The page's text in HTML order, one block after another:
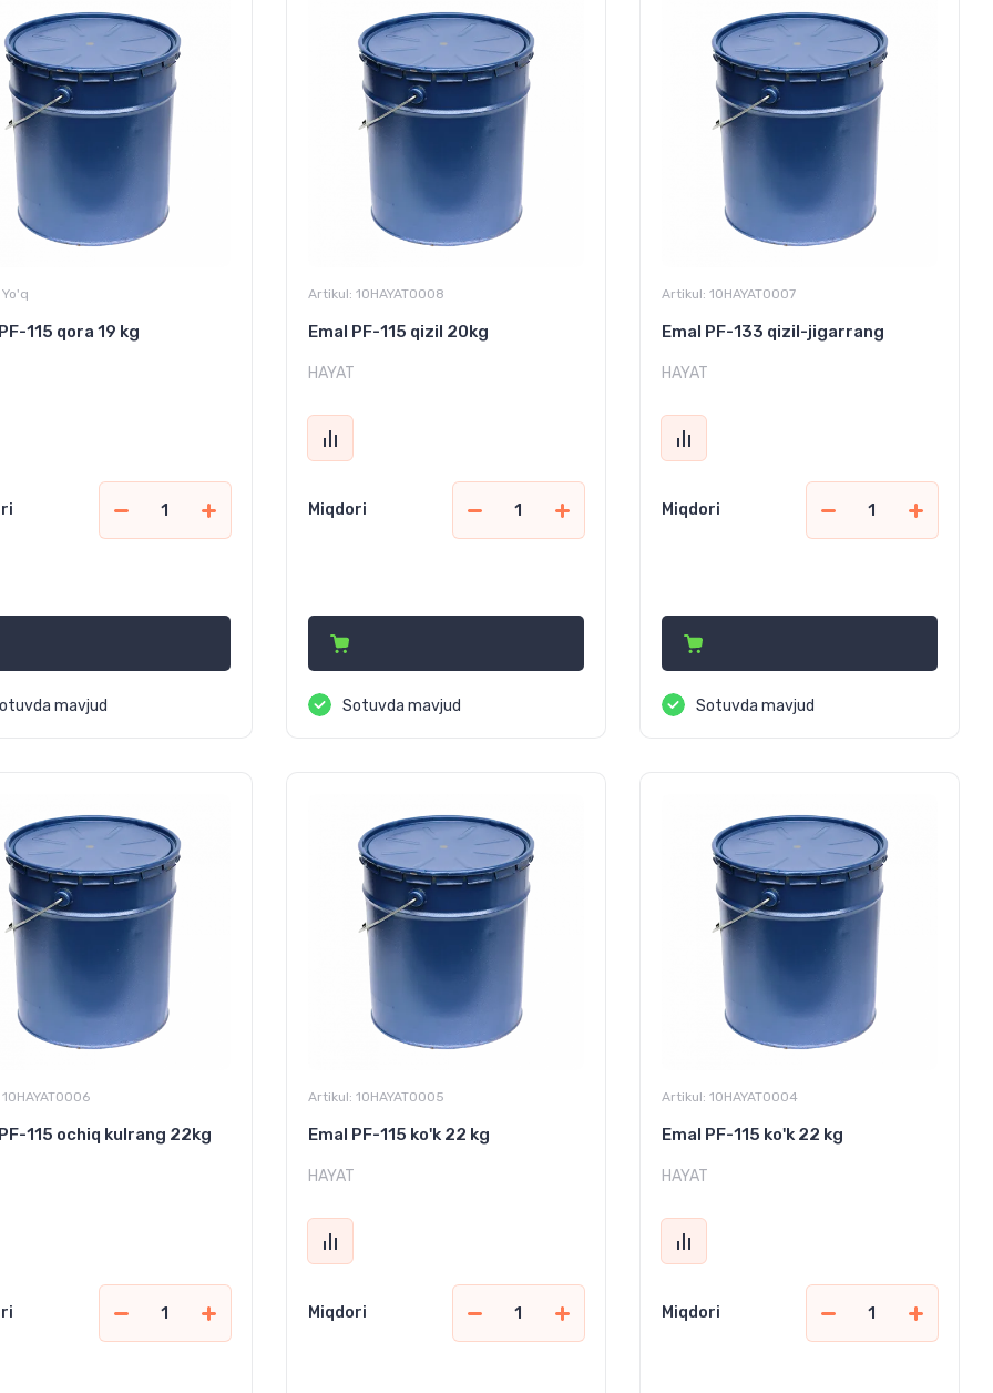
Yo'q
115 qora 19 kg
mavjud
Artikul: 10HAYAT0008
Emal PF-115 qizil 20kg
HAYAT
Miqdori
Sotuvda mavjud
Artikul: 10HAYAT0007
Emal PF-133 qizil-jigarrang
HAYAT
Miqdori
Sotuvda mavjud
10HAYAT0006
115 ochiq kulrang 22kg
Artikul: 10HAYAT0005
Emal PF-115 ko'k 22 kg
HAYAT
Miqdori
Artikul: 10HAYAT0004
Emal PF-115 ko'k 22 kg
HAYAT
Miqdori